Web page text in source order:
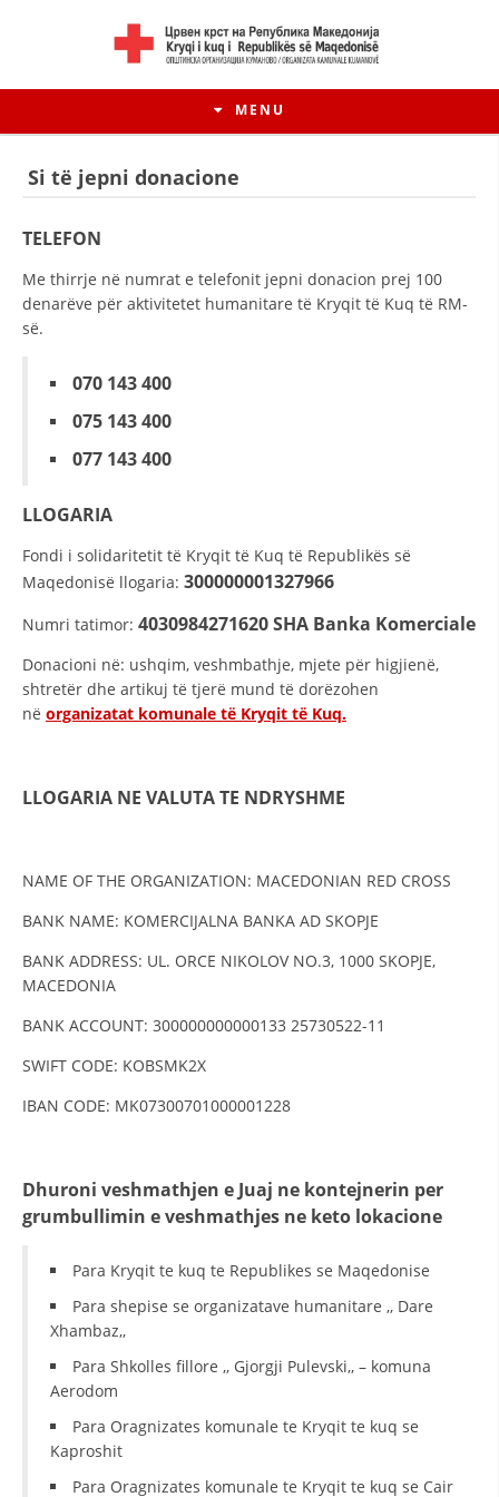
MENU
HISTORIA E KRYQIT TË KUQ
KONTAKT INFORMACIONE
ANËTARËSIMI NË STRUKTURAT PROFESIONALE
LIGJI I KRYQIT TË KUQ
STATUTI I KRYQIT TË KUQ
DISEMINIMI
DREJTA NDERKOMBETARE HUMANITARE
PROMOVIMI I VLERAVE HUMANE
SOCIALO-HUMANITARE
PËRGATITSHMËRI DHE VEPRIM GJATË KATASTROFAVE
STACIONIN E UJIT SHPËTIMIT – VODNO
MARRDHËNJE ME PUBLIKUN
Si të jepni donacione
TELEFON
Me thirrje në numrat e telefonit jepni donacion prej 100
denarëve për aktivitetet humanitare të Kryqit të Kuq të RM-
së.
070 143 400
075 143 400
077 143 400
LLOGARIA
Fondi i solidaritetit të Kryqit të Kuq të Republikës së
Maqedonisë llogaria: 300000001327966
Numri tatimor: 4030984271620SHA Banka Komerciale
Donacioni në: ushqim, veshmbathje, mjete për higjienë,
shtretër dhe artikuj të tjerë mund të dorëzohen
në organizatat komunale të Kryqit të Kuq.
LLOGARIA NE VALUTA TE NDRYSHME
NAME OF THE ORGANIZATION: MACEDONIAN RED CROSS
BANK NAME: KOMERCIJALNA BANKA AD SKOPJE
BANK ADDRESS: UL. ORCE NIKOLOV NO.3, 1000 SKOPJE,
MACEDONIA
BANK ACCOUNT: 300000000000133 25730522-11
SWIFT CODE: KOBSMK2X
IBAN CODE: MK07300701000001228
Dhuroni veshmathjen e Juaj ne kontejnerin per
grumbullimin e veshmathjes ne keto lokacione
Para Kryqit te kuq te Republikes se Maqedonise
Para shepise se organizatave humanitare ,, Dare
Xhambaz,,
Para Shkolles fillore ,, Gjorgji Pulevski,, – komuna
Aerodom
Para Oragnizates komunale te Kryqit te kuq se
Kaproshit
Para Oragnizates komunale te Kryqit te kuq se Cair